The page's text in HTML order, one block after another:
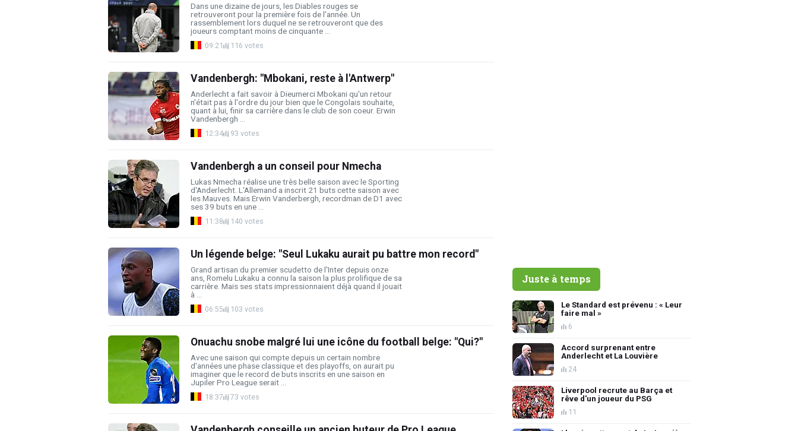
Dans une dizaine de jours, les Diables rouges se
retrouveront pour la première fois de l'année. Un
rassemblement lors duquel ne se retrouveront que des
joueurs comptant moins de cinquante ...
09:21 116 votes
Vandenbergh: "Mbokani, reste à l'Antwerp"
Anderlecht a fait savoir à Dieumerci Mbokani qu'un retour
n'était pas à l'ordre du jour bien que le Congolais souhaite,
quant à lui, finir sa carrière dans le club de son coeur. Erwin
Vandenbergh ...
12:34 93 votes
Vandenbergh a un conseil pour Nmecha
Lukas Nmecha réalise une très belle saison avec le Sporting
d'Anderlecht. L'Allemand a inscrit 21 buts cette saison avec
les Mauves. Mais Erwin Vanderbergh, recordman de D1 avec
ses 39 buts en une ...
11:38 140 votes
Un légende belge: "Seul Lukaku aurait pu battre mon record"
Grand artisan du premier scudetto de l'Inter depuis onze
ans, Romelu Lukaku a connu la saison la plus prolifique de sa
carrière. Mais ses stats impressionnaient déjà quand il jouait
à ...
06:55 103 votes
Onuachu snobe malgré lui une icône du football belge: "Qui?"
Avec une saison qui compte depuis un certain nombre
d'années une phase classique et des playoffs, on aurait pu
imaginer que le record de buts inscrits en une saison en
Jupiler Pro League serait ...
18:37 73 votes
Juste à temps
Le Standard est prévenu : « Leur
faire mal »
6
Accord surprenant entre
Anderlecht et La Louvière
24
Liverpool recrute au Barça et
rêve d'un joueur du PSG
11